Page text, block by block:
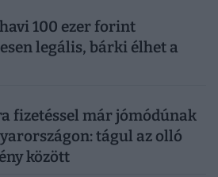
100 ezer forint
legális, bárki élhet a
fizetéssel már jómódúnak
tágul az olló
között